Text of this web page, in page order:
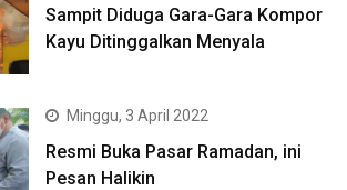
Sampit Diduga Gara-Gara Kompor
Kayu Ditinggalkan Menyala
Minggu, 3 April 2022
Resmi Buka Pasar Ramadan, ini
Pesan Halikin